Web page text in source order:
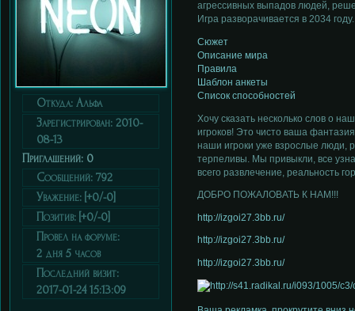
Откуда: Альфа
Зарегистрирован: 2010-
08-13
Приглашений: 0
Сообщений: 792
Уважение: [+0/-0]
Позитив: [+0/-0]
Провел на форуме:
2 дня 5 часов
Последний визит:
2017-01-24 15:13:09
агрессивных выпадов людей,
Игра разворачивается в 2034
Сюжет
Описание мира
Правила
Шаблон анкеты
Список способностей
Хочу сказать несколько слов о
игроков! Это чисто ваша
наши игроки уже взрослые люди,
терпеливы. Мы привыкли, все
всего развлечение, реальность
ДОБРО ПОЖАЛОВАТЬ К НАМ!!!
http://izgoi27.3bb.ru/
http://izgoi27.3bb.ru/
http://izgoi27.3bb.ru/